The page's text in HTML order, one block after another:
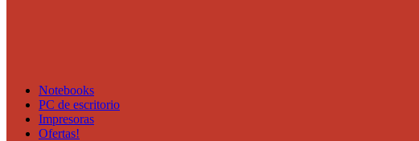
Notebooks
PC de escritorio
Impresoras
Ofertas!